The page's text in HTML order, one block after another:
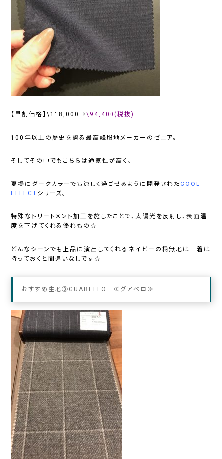
【早割価格】\118,000→\94,400(税抜)
100年以上の歴史を誇る最高峰服地メーカーの ゼニア。
そしてその中でもこちらは通気性が高く、
夏場にダークカラーでも涼しく過ごせるように開発されたCOOL
EFFECT シリーズ。
特殊なトリートメント加工を施したことで、太陽光を反射し、表面温
度を下げてくれる優れもの☆
どんなシーンでも上品に演出してくれるネイビーの柄無地は一着は
持っておくと間違いなしです☆
おすすめ生地③GUABELLO ≪グアべロ≫